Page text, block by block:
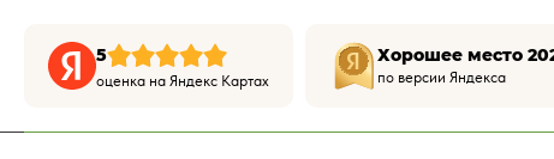
5
оценка на Яндекс Картах
Хорошее место
по версии Яндекса